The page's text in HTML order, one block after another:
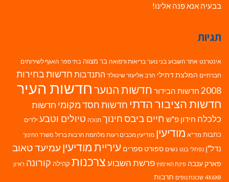
בבעיה אנא פנה אלינו!
תגיות
אינטרנט אתר השבוע בני נוער בריאות ורפואה בר מצווה בתי ספר האגף לשירותים
חברתיים המלצת דתילי הרב אליעזר שינוולד התנדבות חדשות בחירות
2008 חדשות הבידור חדשות הנוערחדשות העיר
חדשות הציבור הדתי חדשות חסד מקומי חדשות
כלכלה חידון פ"ש חיים ביבסחינוך חנוכה טיולים וטבע ילדים
כתבות מד"א מודיעין מודיעין מכבים רעות מלחמת חרבות ברזל משרד החינוך
נדל"ן נפתלי בנט נשים ספורט ספרים עיריית מודיעין עמיעד טאוב
פארק ענבה פינת האימוץ פרשת השבועצרכנות קהילה קורונה ראיון
4X6X8 שכונת נופים תרבות